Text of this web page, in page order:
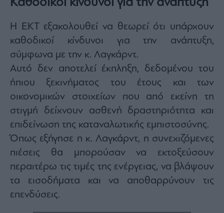
Η ΕΚΤ εξακολουθεί να θεωρεί ότι υπάρχουν
καθοδικοί κίνδυνοι για την ανάπτυξη,
σύμφωνα με την κ. Λαγκάρντ.
Αυτό δεν αποτελεί έκπληξη, δεδομένου του
ήπιου ξεκινήματος του έτους και των
οικονομικών στοιχείων που από εκείνη τη
στιγμή δείχνουν ασθενή δραστηριότητα και
επιδείνωση της καταναλωτικής εμπιστοσύνης.
Όπως εξήγησε η κ. Λαγκάρντ, η συνεχιζόμενες
πιέσεις θα μπορούσαν να εκτοξεύσουν
περαιτέρω τις τιμές της ενέργειας, να βλάψουν
τα εισοδήματα και να αποθαρρύνουν τις
επενδύσεις.